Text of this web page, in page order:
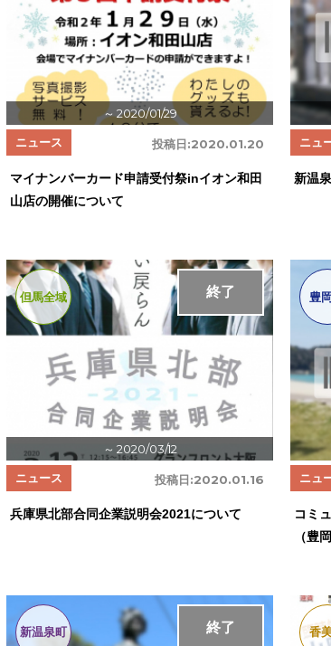
～ 2020/01/29
投稿日:2020.01.20
ニュース
マイナンバーカード申請受付祭inイオン和田
山店の開催について
ニュ
新温
～ 2020/03/12
終了
中止
但馬全域
投稿日:2020.01.16
ニュース
兵庫県北部合同企業説明会2021について
豊
ニュ
コミ
（豊
終了
新温泉町 香